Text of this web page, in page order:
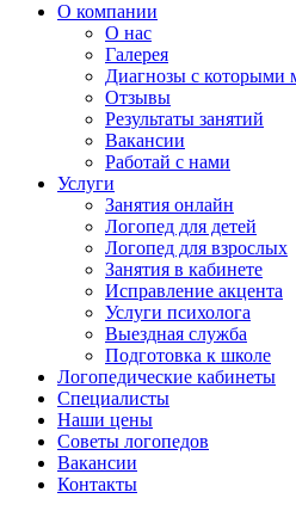
О компании
О нас
Галерея
Диагнозы с которыми
Отзывы
Результаты занятий
Вакансии
Работай с нами
Услуги
Занятия онлайн
Логопед для детей
Логопед для взрослых
Занятия в кабинете
Исправление акцента
Услуги психолога
Выездная служба
Подготовка к школе
Логопедические кабинеты
Специалисты
Наши цены
Советы логопедов
Вакансии
Контакты